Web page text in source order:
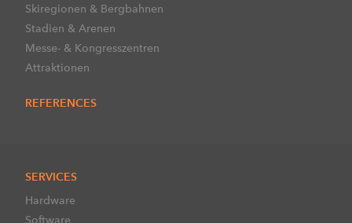
Skiregionen & Bergbahnen
Stadien & Arenen
Messe- & Kongresszentren
Attraktionen
REFERENCES
SERVICES
Hardware
Software